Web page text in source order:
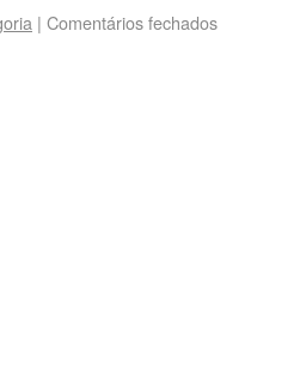
| Comentários fechados